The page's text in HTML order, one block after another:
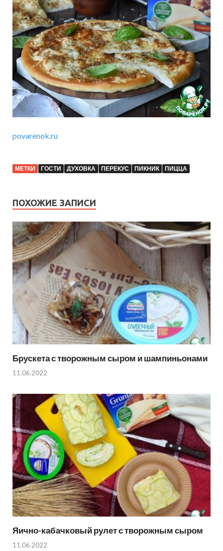
povarenok.ru
МЕТКИ ГОСТИ ДУХОВКА ПЕРЕКУС ПИКНИК ПИЦЦА
ПОХОЖИЕ ЗАПИСИ
Брускета с творожным сыром и шампиньонами
11.06.2022
Яично-кабачковый рулет с творожным сыром
11.06.2022